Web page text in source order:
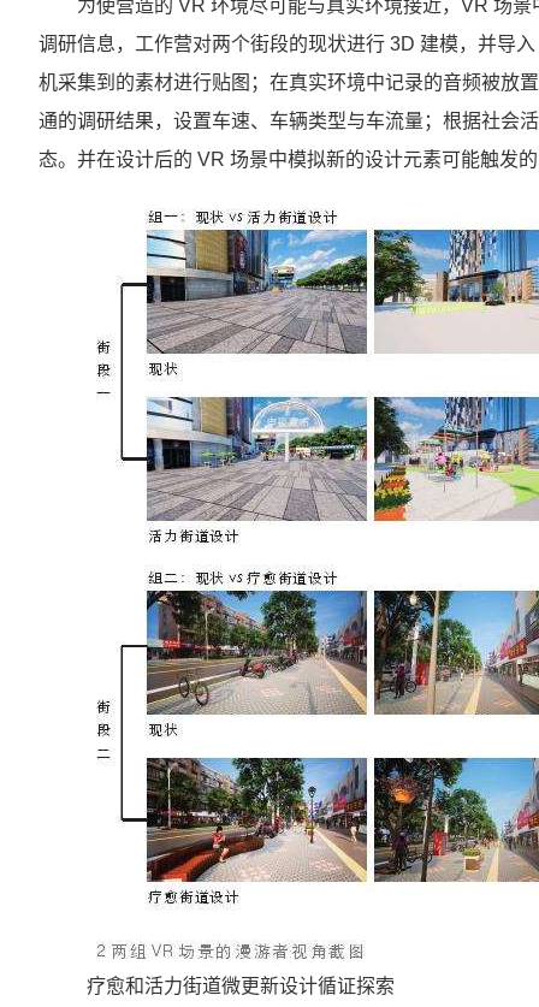
为使营造的 VR 环境尽可能与真实环境接近，VR 场
调研信息，工作营对两个街段的现状进行 3D 建模，并导
机采集到的素材进行贴图；在真实环境中记录的音频被放
通的调研结果，设置车速、车辆类型与车流量；根据社会
态。并在设计后的 VR 场景中模拟新的设计元素可能触发
疗愈和活力街道微更新设计循证探索